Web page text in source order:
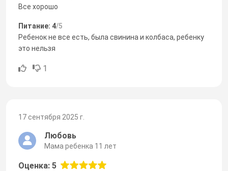
Все хорошо
Питание: 4/5
Ребенок не все есть, была свинина и колбаса, ребенку
это нельзя
1
17 сентября 2025 г.
Любовь
Мама ребенка 11 лет
Оценка: 5